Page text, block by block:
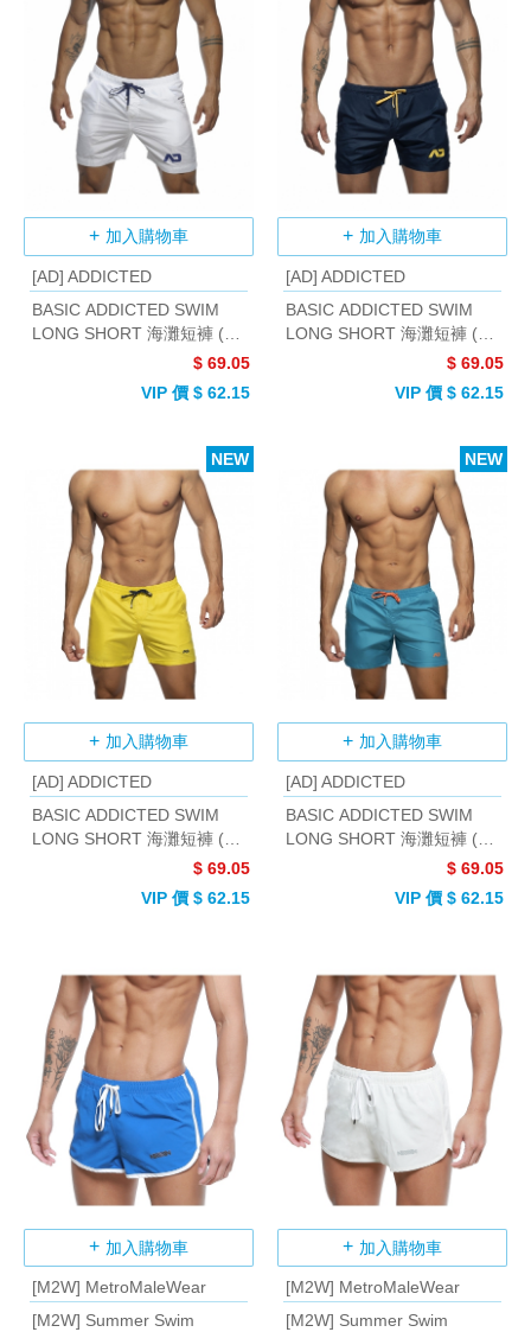
加入購物車
[AD] ADDICTED
BASIC ADDICTED SWIM
LONG SHORT 海灘短褲 (白
$ 69.05
VIP 價 $ 62.15
加入購物車
[AD] ADDICTED
BASIC ADDICTED SWIM
LONG SHORT 海灘短褲 (海
$ 69.05
VIP 價 $ 62.15
加入購物車
[AD] ADDICTED
BASIC ADDICTED SWIM
LONG SHORT 海灘短褲 (黃
$ 69.05
VIP 價 $ 62.15
NEW
加入購物車
[AD] ADDICTED
BASIC ADDICTED SWIM
LONG SHORT 海灘短褲 (水
$ 69.05
VIP 價 $ 62.15
NEW
加入購物車
[M2W] MetroMaleWear
[M2W] Summer Swim
加入購物車
[M2W] MetroMaleWear
[M2W] Summer Swim